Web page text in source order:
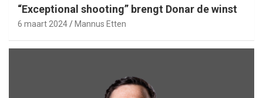
“Exceptional shooting” brengt Donar de winst
6 maart 2024 Mannus Etten